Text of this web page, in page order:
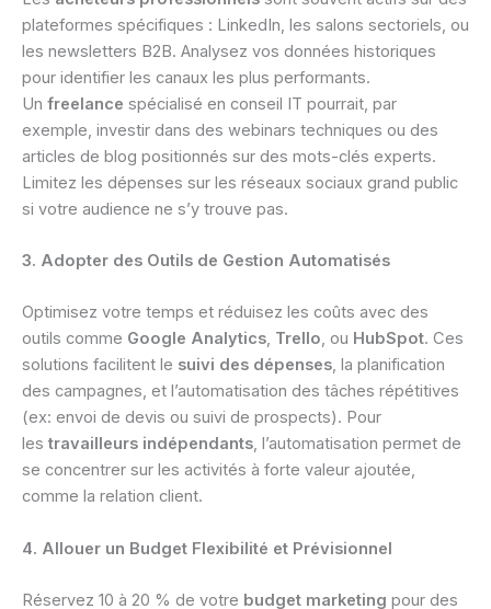
plateformes spécifiques : LinkedIn, les salons sectoriels, ou
les newsletters B2B. Analysez vos données historiques
pour identifier les canaux les plus performants.
Un freelance spécialisé en conseil IT pourrait, par
exemple, investir dans des webinars techniques ou des
articles de blog positionnés sur des mots-clés experts.
Limitez les dépenses sur les réseaux sociaux grand public
si votre audience ne s’y trouve pas.
3. Adopter des Outils de Gestion Automatisés
Optimisez votre temps et réduisez les coûts avec des
outils comme Google Analytics, Trello, ou HubSpot. Ces
solutions facilitent le suivi des dépenses, la planification
des campagnes, et l’automatisation des tâches répétitives
(ex: envoi de devis ou suivi de prospects). Pour
les travailleurs indépendants, l’automatisation permet de
se concentrer sur les activités à forte valeur ajoutée,
comme la relation client.
4. Allouer un Budget Flexibilité et Prévisionnel
Réservez 10 à 20 % de votre budget marketing pour des